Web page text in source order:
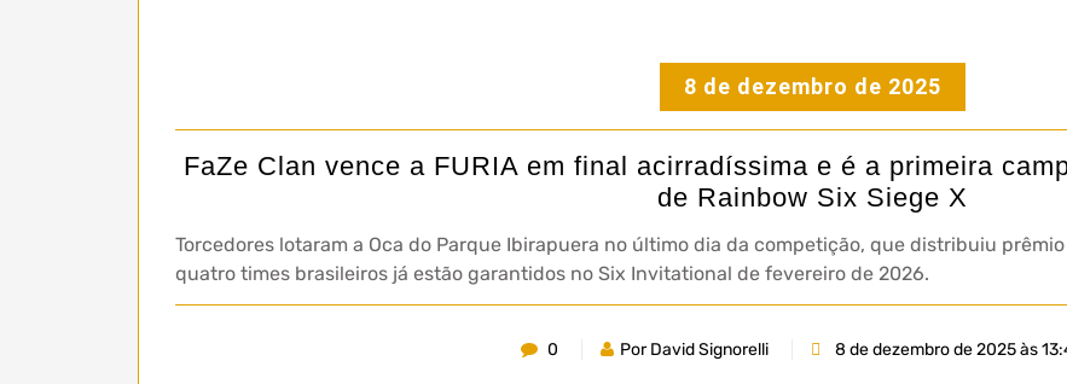
8 de dezembro de 2025
FaZe Clan vence a FURIA em final acirradíssima e é a primeira
de Rainbow Six Siege X
Torcedores lotaram a Oca do Parque Ibirapuera no último dia da competição, que distribuiu
quatro times brasileiros já estão garantidos no Six Invitational de fevereiro de 2026.
0 Por David Signorelli 8 de dezembro de 2025 às